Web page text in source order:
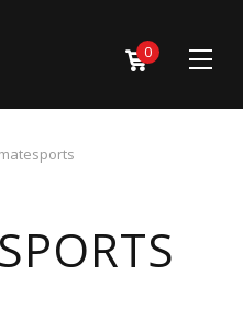
0